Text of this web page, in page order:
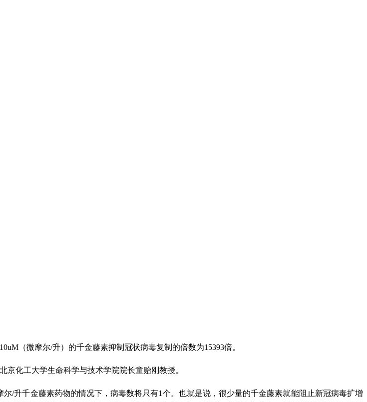
（微摩尔/升）的千金藤素抑制冠状病毒复制的倍数为15393倍。
化工大学生命科学与技术学院院长童贻刚教授。
/升千金藤素药物的情况下，病毒数将只有1个。也就是说，很少量的千金藤素就能阻止新冠病毒扩增